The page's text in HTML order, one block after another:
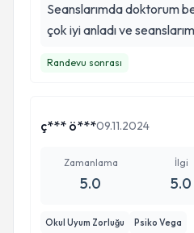
Seanslarımda doktorum
çok iyi anladı ve
Randevu sonrası
ç*** ö***09.11.2024
Zamanlama
5.0
İlgi
5.0
Okul Uyum Zorluğu Psiko Vega